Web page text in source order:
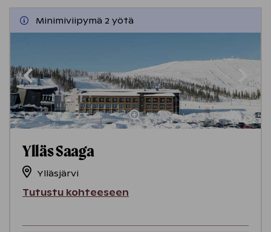
Minimiviipymä 2 yötä
Ylläs Saaga
Ylläsjärvi
Tutustu kohteeseen